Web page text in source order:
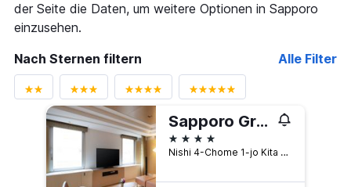
der Seite die Daten, um weitere Optionen in Sapporo
einzusehen.
Nach Sternen filtern
Alle Filter
Sapporo Grand Hotel
4 Sterne
Nishi 4-Chome 1-jo Kita Chuo-ku, Sapporo, Japan